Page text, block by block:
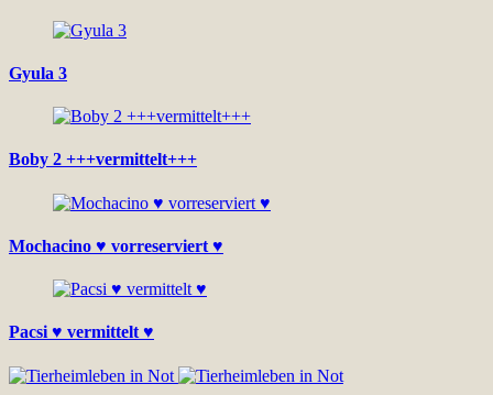
Gyula 3
Boby 2 +++vermittelt+++
Mochacino ♥ vorreserviert ♥
Pacsi ♥ vermittelt ♥